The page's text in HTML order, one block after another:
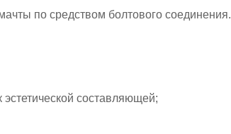
по средством болтового соединения.
составляющей;